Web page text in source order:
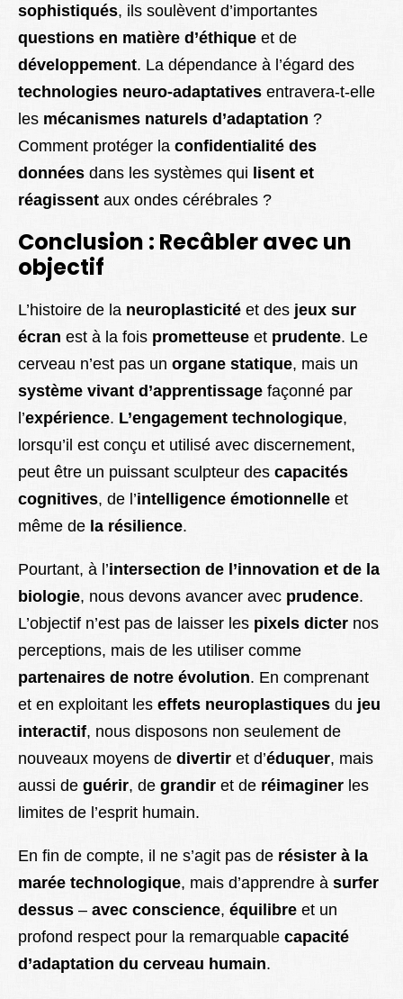
sophistiqués, ils soulèvent d’importantes
questions en matière d’éthique et de
développement. La dépendance à l’égard des
technologies neuro-adaptatives entravera-t-elle
les mécanismes naturels d’adaptation ?
Comment protéger la confidentialité des
données dans les systèmes qui lisent et
réagissent aux ondes cérébrales ?
Conclusion : Recâbler avec un
objectif
L’histoire de la neuroplasticité et des jeux sur
écran est à la fois prometteuse et prudente. Le
cerveau n’est pas un organe statique, mais un
système vivant d’apprentissage façonné par
l’expérience. L’engagement technologique,
lorsqu’il est conçu et utilisé avec discernement,
peut être un puissant sculpteur des capacités
cognitives, de l’intelligence émotionnelle et
même de la résilience.
Pourtant, à l’intersection de l’innovation et de la
biologie, nous devons avancer avec prudence.
L’objectif n’est pas de laisser les pixels dicter nos
perceptions, mais de les utiliser comme
partenaires de notre évolution. En comprenant
et en exploitant les effets neuroplastiques du jeu
interactif, nous disposons non seulement de
nouveaux moyens de divertir et d’éduquer, mais
aussi de guérir, de grandir et de réimaginer les
limites de l’esprit humain.
En fin de compte, il ne s’agit pas de résister à la
marée technologique, mais d’apprendre à surfer
dessus – avec conscience, équilibre et un
profond respect pour la remarquable capacité
d’adaptation du cerveau humain.